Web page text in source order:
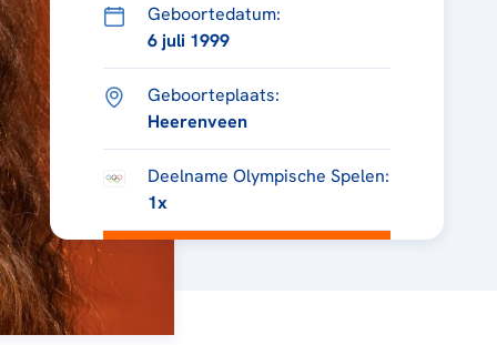
Geboortedatum:
6 juli 1999
Geboorteplaats:
Heerenveen
Deelname Olympische Spelen:
1x